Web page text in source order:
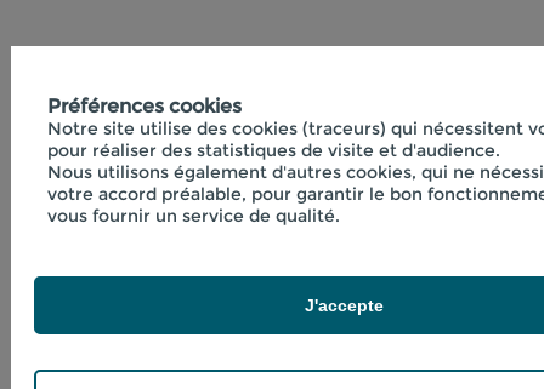
Préférences cookies
Notre site utilise des cookies (traceurs) qui nécessitent
pour réaliser des statistiques de visite et d'audience.
Nous utilisons également d'autres cookies, qui ne
votre accord préalable, pour garantir le bon
vous fournir un service de qualité.
J'accepte